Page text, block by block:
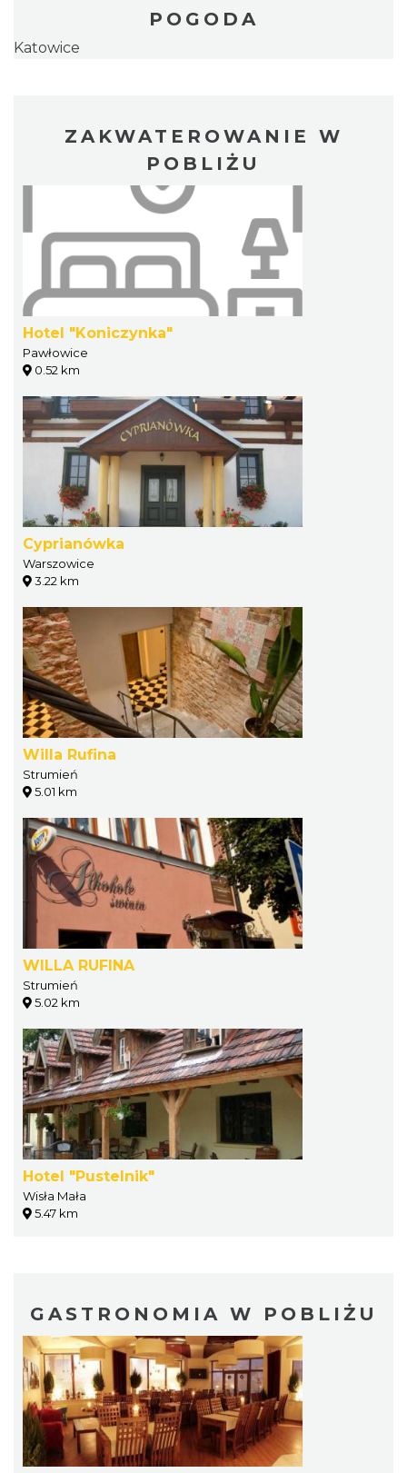
POGODA
Katowice
ZAKWATEROWANIE W
POBLIŻU
Hotel "Koniczynka"
Pawłowice
0.52 km
Cyprianówka
Warszowice
3.22 km
Willa Rufina
Strumień
5.01 km
WILLA RUFINA
Strumień
5.02 km
Hotel "Pustelnik"
Wisła Mała
5.47 km
GASTRONOMIA W POBLIŻU